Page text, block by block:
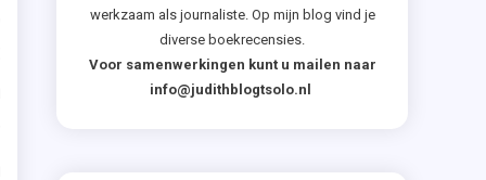
werkzaam als journaliste. Op mijn blog vind je
diverse boekrecensies.
Voor samenwerkingen kunt u mailen naar
info@judithblogtsolo.nl